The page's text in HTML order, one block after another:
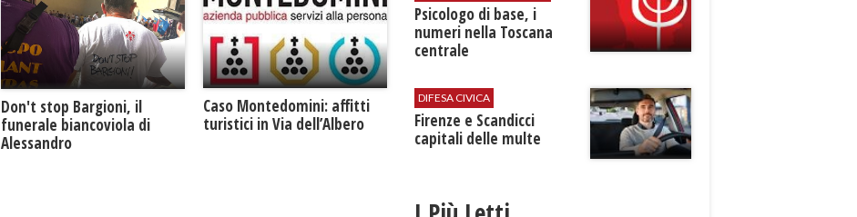
Don't stop Bargioni, il
funerale biancoviola di
Alessandro
Caso Montedomini: affitti
turistici in Via dell’Albero
Psicologo di base, i
numeri nella Toscana
centrale
DIFESA CIVICA
Firenze e Scandicci
capitali delle multe